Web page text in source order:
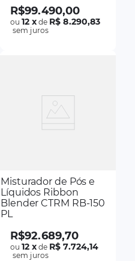
R$99.490,00
ou12 xde R$ 8.290,83
sem juros
Misturador de Pós e
Líquidos Ribbon
Blender CTRM RB-150
PL
R$92.689,70
ou12 xde R$ 7.724,14
sem juros